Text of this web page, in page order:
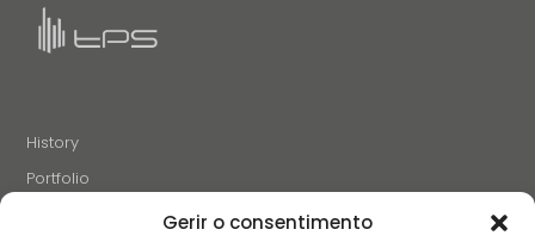
Gerir o consentimento
History
Portfolio